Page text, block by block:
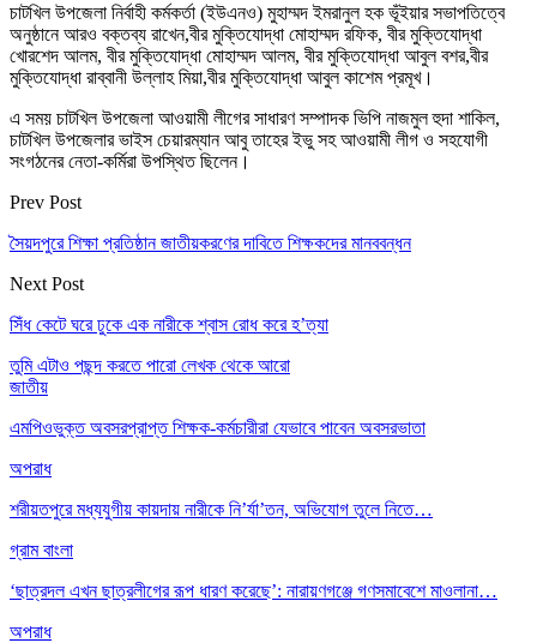
চাটখিল উপজেলা নির্বাহী কর্মকর্তা (ইউএনও) মুহাম্মদ ইমরানুল হক ভূঁইয়ার সভাপতিত্বে
অনুষ্ঠানে আরও বক্তব্য রাখেন,বীর মুক্তিযোদ্ধা মোহাম্মদ রফিক, বীর মুক্তিযোদ্ধা
খোরশেদ আলম, বীর মুক্তিযোদ্ধা মোহাম্মদ আলম, বীর মুক্তিযোদ্ধা আবুল বশর,বীর
মুক্তিযোদ্ধা রাব্বানী উল্লাহ মিয়া,বীর মুক্তিযোদ্ধা আবুল কাশেম প্রমূখ।
এ সময় চাটখিল উপজেলা আওয়ামী লীগের সাধারণ সম্পাদক ভিপি নাজমুল হুদা শাকিল,
চাটখিল উপজেলার ভাইস চেয়ারম্যান আবু তাহের ইভু সহ আওয়ামী লীগ ও সহযোগী
সংগঠনের নেতা-কর্মিরা উপস্থিত ছিলেন।
Prev Post
সৈয়দপুরে শিক্ষা প্রতিষ্ঠান জাতীয়করণের দাবিতে শিক্ষকদের মানববন্ধন
Next Post
সিঁধ কেটে ঘরে ঢুকে এক নারীকে শ্বাস রোধ করে হ’ত্যা
তুমি এটাও পছন্দ করতে পারো লেখক থেকে আরো
জাতীয়
এমপিওভুক্ত অবসরপ্রাপ্ত শিক্ষক-কর্মচারীরা যেভাবে পাবেন অবসরভাতা
অপরাধ
শরীয়তপুরে মধ্যযুগীয় কায়দায় নারীকে নি’র্যা’তন, অভিযোগ তুলে নিতে…
গ্রাম বাংলা
‘ছাত্রদল এখন ছাত্রলীগের রূপ ধারণ করেছে’: নারায়ণগঞ্জে গণসমাবেশে মাওলানা…
অপরাধ